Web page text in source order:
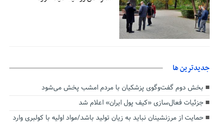
جديدترين ها
بخش دوم گفت‌وگوی پزشکیان با مردم امشب پخش می‌شود
جزئیات فعال‌سازی «کیف پول ایران» اعلام شد
حمایت از مرزنشینان نباید به زیان تولید باشد/مواد اولیه با کولبری وارد